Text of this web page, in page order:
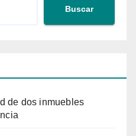
Buscar
de dos inmuebles